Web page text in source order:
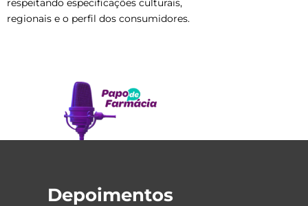
respeitando especificações culturais,
regionais e o perfil dos consumidores.
Depoimentos